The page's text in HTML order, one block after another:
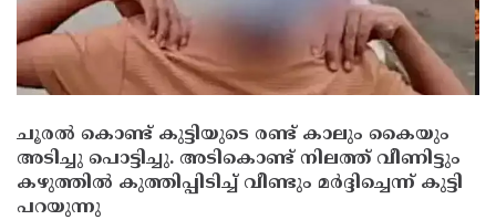
ചൂരല്‍ കൊണ്ട് കുട്ടിയുടെ രണ്ട് കാലും കൈയും
അടിച്ചു പൊട്ടിച്ചു. അടികൊണ്ട് നിലത്ത് വീണിട്ടും
കഴുത്തില്‍ കുത്തിപ്പിടിച്ച്‌ വീണ്ടും മർദ്ദിച്ചെന്ന് കുട്ടി
പറയുന്നു